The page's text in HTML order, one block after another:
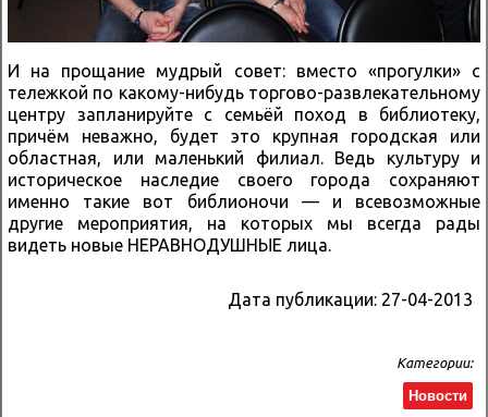
И на прощание мудрый совет: вместо «прогулки» с
тележкой по какому-нибудь торгово-развлекательному
центру запланируйте с семьёй поход в библиотеку,
причём неважно, будет это крупная городская или
областная, или маленький филиал. Ведь культуру и
историческое наследие своего города сохраняют
именно такие вот библионочи — и всевозможные
другие мероприятия, на которых мы всегда рады
видеть новые НЕРАВНОДУШНЫЕ лица.
Дата публикации: 27-04-2013
Категории:
Новости